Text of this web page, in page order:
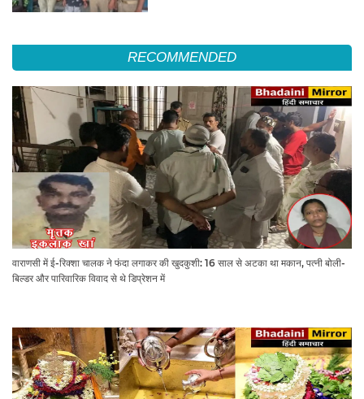
RECOMMENDED
वाराणसी में ई-रिक्शा चालक ने फंदा लगाकर की खुदकुशी: 16 साल से अटका था मकान, पत्नी बोली-
बिल्डर और पारिवारिक विवाद से थे डिप्रेशन में